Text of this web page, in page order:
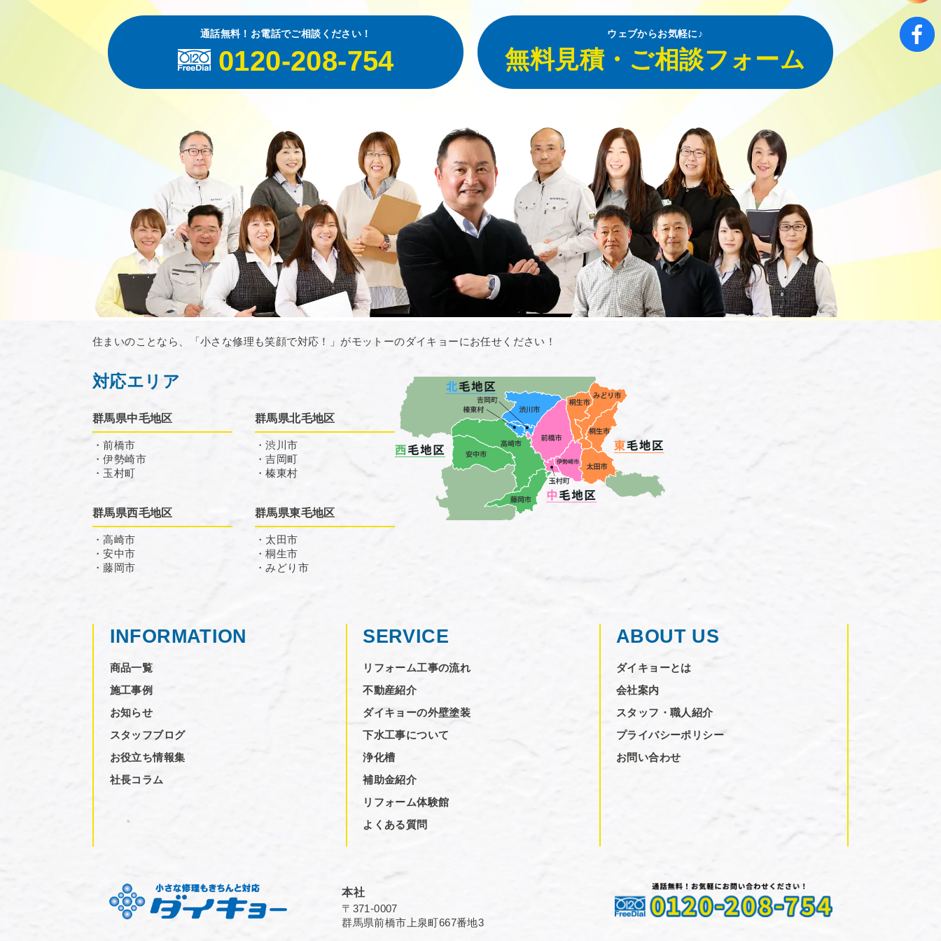
通話無料！お電話でご相談ください！
0120-208-754
ウェブからお気軽に♪
無料見積・ご相談フォーム
住まいのことなら、「小さな修理も笑顔で対応！」がモットーのダイキョーにお任せください！
対応エリア
群馬県中毛地区
・前橋市
・伊勢崎市
・玉村町
群馬県北毛地区
・渋川市
・吉岡町
・榛東村
群馬県西毛地区
・高崎市
・安中市
・藤岡市
群馬県東毛地区
・太田市
・桐生市
・みどり市
INFORMATION
商品一覧
施工事例
お知らせ
スタッフブログ
お役立ち情報集
社長コラム
SERVICE
リフォーム工事の流れ
不動産紹介
ダイキョーの外壁塗装
下水工事について
浄化槽
補助金紹介
リフォーム体験館
よくある質問
ABOUT US
ダイキョーとは
会社案内
スタッフ・職人紹介
プライバシーポリシー
お問い合わせ
本社
〒371-0007
群馬県前橋市上泉町667番地3